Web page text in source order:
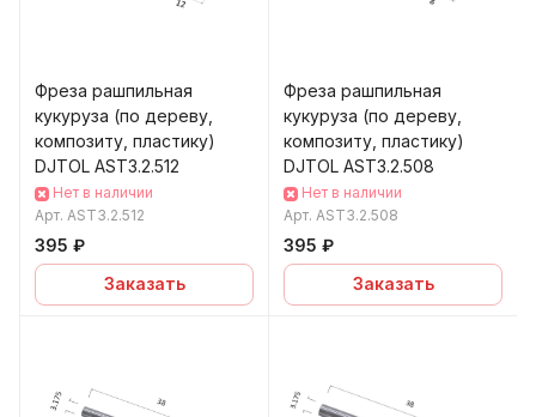
Фреза рашпильная
кукуруза (по дереву,
композиту, пластику)
DJTOL AST3.2.512
Нет в наличии
Арт. AST3.2.512
395 ₽
Заказать
Фреза рашпильная
кукуруза (по дереву,
композиту, пластику)
DJTOL AST3.2.508
Нет в наличии
Арт. AST3.2.508
395 ₽
Заказать